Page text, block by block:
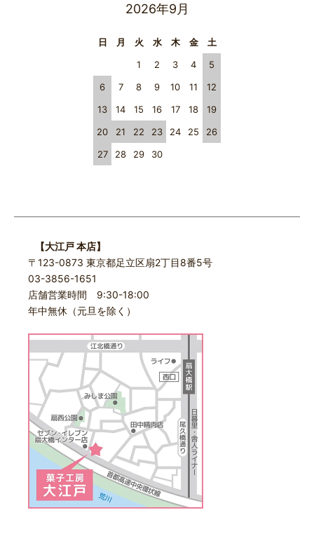
2026年9月
日 月 火 水 木 金
土
1
2 3 4
5
6
7 8 9 10 11
12
13
14 15 16 17 18
19
20
21 22 23 24 25
26
27
28 29 30
【大江戸 本店】
〒123-0873 東京都足立区扇2丁目8番5号
03-3856-1651
店舗営業時間 9:30-18:00
年中無休（元旦を除く）